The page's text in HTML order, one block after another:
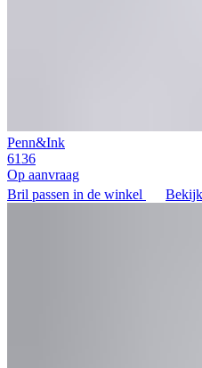
Penn&Ink
6136
Op aanvraag
Bril passen in de winkel